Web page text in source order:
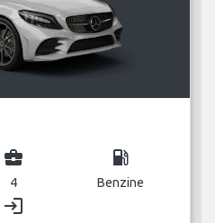
business_center
4
local_gas_station
Benzine
login